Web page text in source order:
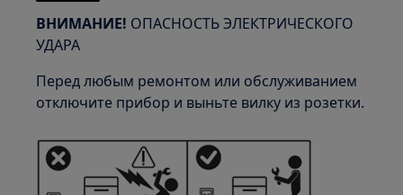
ВНИМАНИЕ! ОПАСНОСТЬ ЭЛЕКТРИЧЕСКОГО
УДАРА
Перед любым ремонтом или обслуживанием
отключите прибор и выньте вилку из розетки.